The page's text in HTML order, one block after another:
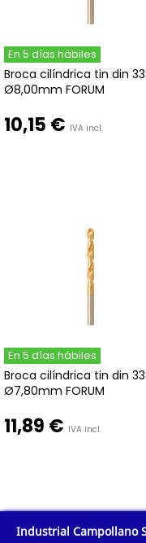
En 5 días hábiles
Broca cilíndrica tin din
Ø8,00mm FORUM
10,15 € IVA incl.
En 5 días hábiles
Broca cilíndrica tin din
Ø7,80mm FORUM
11,89 € IVA incl.
Industrial Campollano